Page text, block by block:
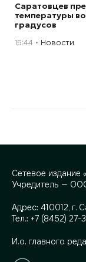
Саратовцев
температуры
градусов
15:44 Новости
Сетевое издание
Учредитель —
Адрес: 410012, г.
Тел.: +7 (8452) 27-
И.о. главного